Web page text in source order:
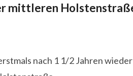
mittleren
nach 1 1/2 Jahren wieder